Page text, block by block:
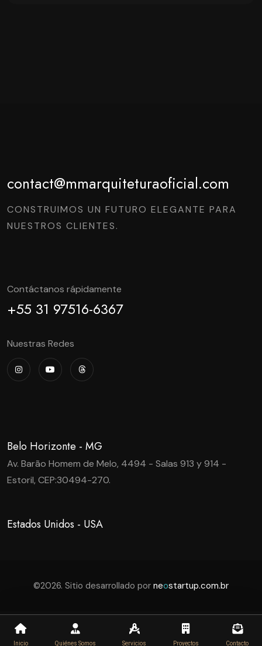
Inicio Quiénes Somos Servicios Proyectos Contacto
contact@mmarquiteturaoficial.com
CONSTRUIMOS UN FUTURO ELEGANTE PARA
NUESTROS CLIENTES.
Contáctanos rápidamente
+55 31 97516-6367
Nuestras Redes
Belo Horizonte - MG
Av. Barão Homem de Melo, 4494 - Salas 913 y 914 -
Estoril, CEP:30494-270.
Estados Unidos - USA
©2026. Sitio desarrollado por neostartup.com.br